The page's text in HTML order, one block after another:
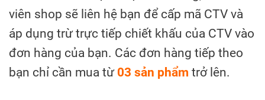
viên shop sẽ liên hệ bạn để cấp mã CTV và
áp dụng trừ trực tiếp chiết khấu của CTV vào
đơn hàng của bạn. Các đơn hàng tiếp theo
bạn chỉ cần mua từ 03 sản phẩm trở lên.